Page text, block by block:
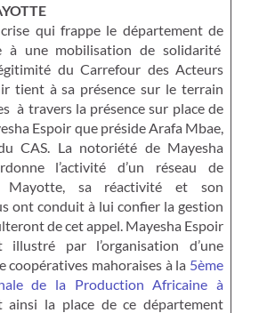
qui frappe le département de
à une mobilisation de solidarité
du Carrefour des Acteurs
tient à sa présence sur le terrain
à travers la présence sur place de
Espoir que préside Arafa Mbae,
CAS. La notoriété de Mayesha
l’activité d’un réseau de
Mayotte, sa réactivité et son
ont conduit à lui confier la gestion
de cet appel. Mayesha Espoir
illustré par l’organisation d’une
coopératives mahoraises à la 5ème
de la Production Africaine à
ainsi la place de ce département